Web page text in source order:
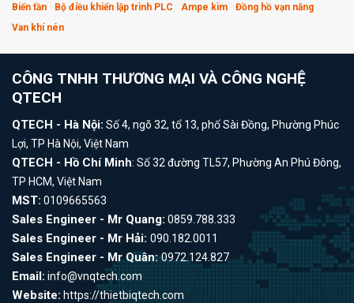
Biến tần
Bộ điều khiển lập trình PLC Ampe kìm
Đồng hồ vạn năng
Van khí nén
CÔNG TNHH THƯƠNG MẠI VÀ CÔNG NGHỆ
QTECH
QTECH - Hà Nội: Số 4, ngõ 32, tổ 13, phố Sài Đồng, Phường Phúc
Lợi, TP Hà Nội, Việt Nam
QTECH - Hồ Chí Minh: Số 32 đường TL57, Phường An Phú Đông,
TP HCM, Việt Nam
MST: 0109665563
Sales Engineer - Mr Quang: 0859.788.333
Sales Engineer - Mr Hải: 090.182.0011
Sales Engineer - Mr Quân:0972.124.827
Email: info@vnqtech.com
Website: https://thietbiqtech.com